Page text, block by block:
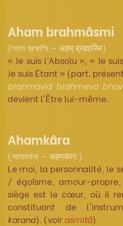
Aham brahmâsmi
(অহম ব্রহ্মাস্মি — अहम् ब्रह्मास्मि)
« Je suis l’Absolu », « Je
Je suis Étant » (part.
brahmavid brahmeva
devient l'Être lui-même.
Ahamkâra
(আহামকরা — अहमकार:)
Le moi, la personnalité, le
/ égoïsme, amour-
siège est le cœur, où il
constituant de
karana). (voir asmitâ)